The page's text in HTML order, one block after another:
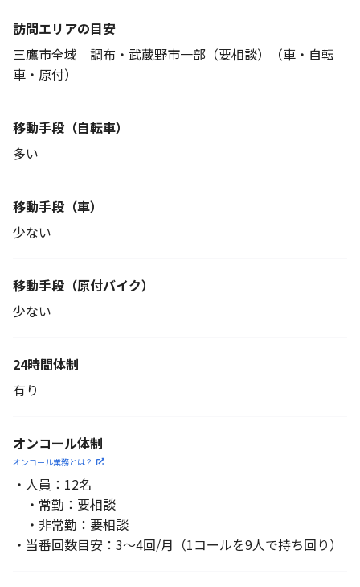
訪問エリアの目安
三鷹市全域 調布・武蔵野市一部（要相談）（車・自転
車・原付）
移動手段 （自転車）
多い
移動手段（車）
少ない
移動手段 （原付バイク）
少ない
24時間体制
有り
オンコール体制
オンコール業務とは？
・人員：12名
・常勤：要相談
・非常勤：要相談
・当番回数目安：3～4回/月（1コールを9人で持ち回り）